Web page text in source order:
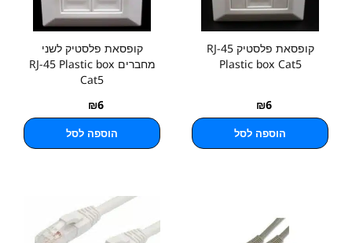
קופסאת פלסטיק RJ-45
Plastic box Cat5
₪6
הוספה לסל
קופסאת פלסטיק לשני
מחברים RJ-45 Plastic box
Cat5
₪6
הוספה לסל